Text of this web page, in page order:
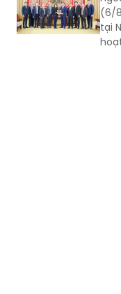
(6/
tại